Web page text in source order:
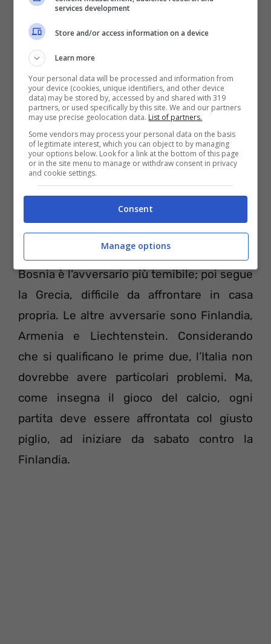
Ora arriva il momento della Nazionale
Italiana. Iniziano ufficialmente nel week-
end lequalificazioni agli Europei
dare conferma alle buone prestazioni degli
ultimi tempi. Il girone in cui sono stati
inseriti gli Azzurri non è proibitivo, anzi. La
Bosnia è l’avversario più temibile; poi segue
la Grecia, difficile da affrontare in casa
propria. Le altre avversarie sono Finlandia,
Armenia e Liechtenstein. Considerando
che si qualificano le prime due, l’Italia non
dovrebbe avere particolari problemi. Ma,
come insegna il gioco del calcio, ogni
partita deve essere affrontata col giusto
piglio, ad iniziare da sabato contro la
Finlandia.
services development
Store and/or access information on a device
Learn more
Your personal data will be processed and information from
your device (cookies, unique identifiers, and other device
data) may be stored by, accessed by and shared with 319
partners, or used specifically by this site. We and our partners
may use precise geolocation data. List of partners.
Some vendors may process your personal data on the basis
of legitimate interest, which you can object to by managing
your options below. Look for a link at the bottom of this page
or in the site menu to manage or withdraw consent in privacy
and cookie settings.
Consent
Manage options